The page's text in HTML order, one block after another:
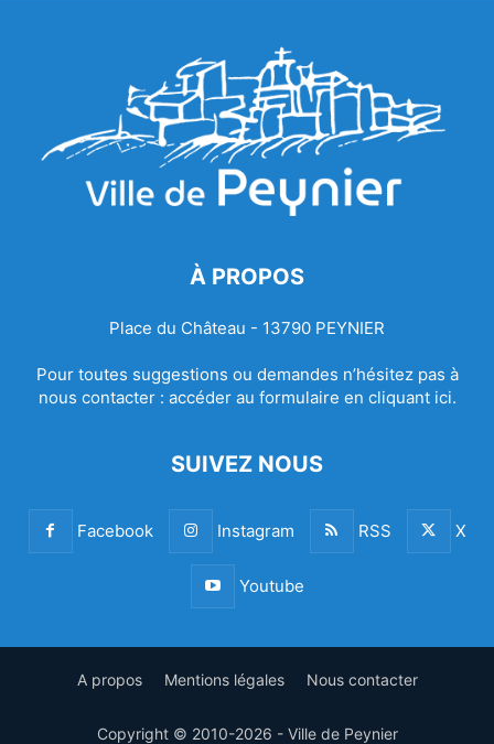
À PROPOS
Place du Château - 13790 PEYNIER
Pour toutes suggestions ou demandes n’hésitez pas à
nous contacter : accéder au formulaire en cliquant ici.
SUIVEZ NOUS
Facebook Instagram RSS X
Youtube
A propos Mentions légales Nous contacter
Copyright © 2010-2026 - Ville de Peynier